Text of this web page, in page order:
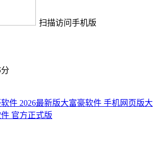
扫描访问手机版
分
件 2026最新版大富豪软件 手机网页版大
官方正式版